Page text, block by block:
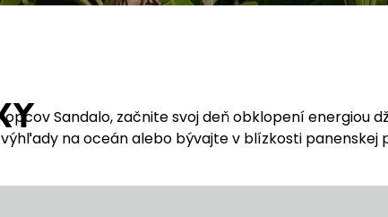
Sandalo, začnite svoj deň obklopení energiou
na oceán alebo bývajte v blízkosti panenskej